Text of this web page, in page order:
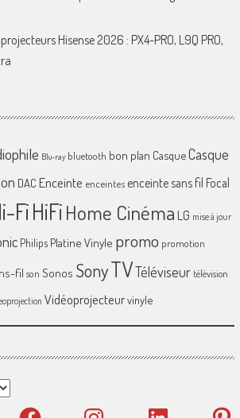
Hisense 2026 : PX4-PRO, L9Q PRO,
Blu-ray bluetooth bon plan CasqueCasque
DAC Enceinte enceintes enceinte sans fil Focal
FiHiFiHome Cinéma LG mise à jour
Philips Platine Vinyle promo promotion
fil son Sonos SonyTVTéléviseur télévision
Vidéoprojecteurvinyle